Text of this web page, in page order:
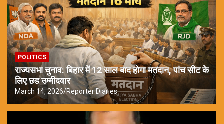
POLITICS
राज्यसभा चुनाव: बिहार में 12 साल बाद होगा मतदान, पांच सीट के
लिए छह उम्मीदवार
March 14, 2026 Reporter Diaries